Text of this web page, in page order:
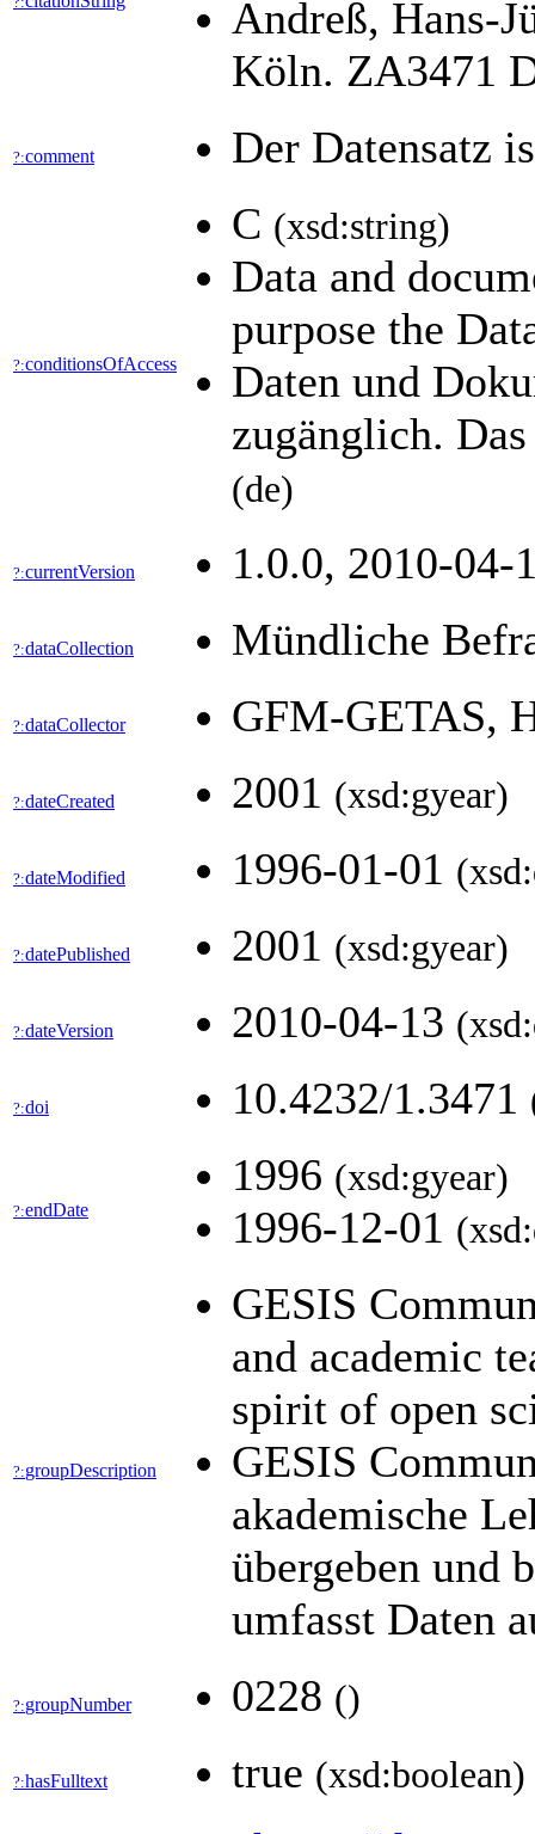
Andreß, Hans-
Köln. ZA3471
?:comment Der Datensatz
?:conditionsOfAccess
C (xsd:string)
Data and
purpose the
Daten und
zugänglich.
(de)
?:currentVersion 1.0.0, 2010-
?:dataCollection Mündliche
?:dataCollector GFM-GETAS,
?:dateCreated 2001 (xsd:gyear)
?:dateModified 1996-01-01
?:datePublished 2001 (xsd:gyear)
?:dateVersion 2010-04-13
?:doi 10.4232/1.3471
?:endDate
1996 (xsd:gyear)
1996-12-01
?:groupDescription
GESIS
and academic
spirit of open
GESIS
akademische
übergeben und
umfasst Daten
?:groupNumber 0228 ()
?:hasFulltext true (xsd:boolean)